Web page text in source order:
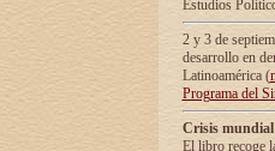
Estudios
2 y 3 de
desarrollo en
Latinoamérica (
Programa del
Crisis
El libro recoge